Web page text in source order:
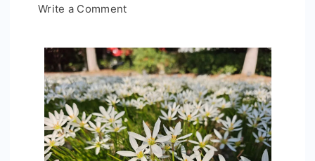
Write a Commenton
建
一
个
八
小
时
外